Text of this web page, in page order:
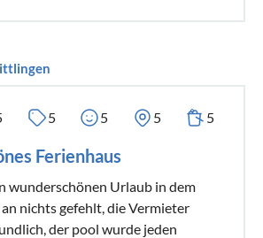
5 5 5 5
Ferienhaus
wunderschönen Urlaub in dem
nichts gefehlt, die Vermieter
der pool wurde jeden